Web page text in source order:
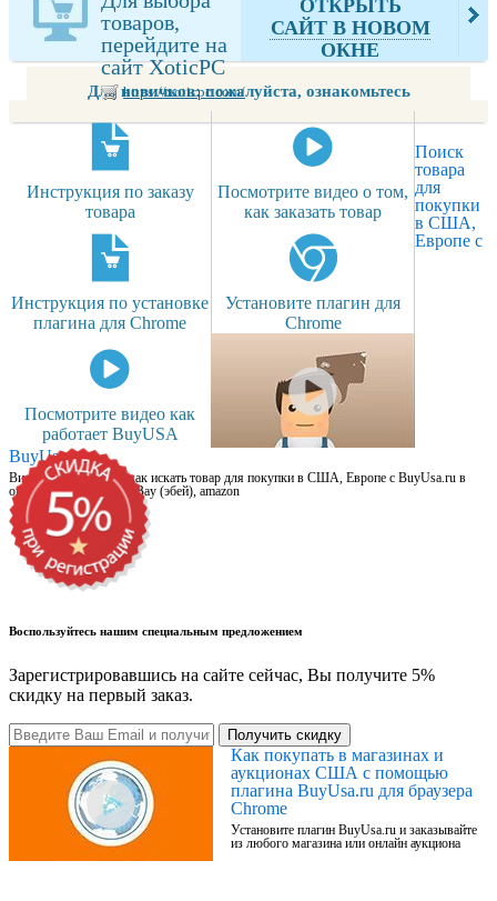
товаров,
перейдите на
сайт XoticPC
https://xoticpc.com/
ОТКРЫТЬ
САЙТ В НОВОМ
ОКНЕ
Для новичков: пожалуйста, ознакомьтесь
Инструкция по заказу
товара
Посмотрите видео о том,
как заказать товар
Инструкция по установке
плагина для Chrome
Установите плагин для
Chrome
Посмотрите видео как
работает BuyUSA
Поиск
товара
для
покупки
в США,
Европе с
BuyUsa.ru
Видео для новичков: как искать товар для покупки в США, Европе с BuyUsa.ru в
онлайн магазинах, на eBay (эбей), amazon
Воспользуйтесь нашим специальным предложением
Зарегистрировавшись на сайте сейчас, Вы получите 5%
скидку на первый заказ.
Получить скидку
Как покупать в магазинах и
аукционах США с помощью
плагина BuyUsa.ru для браузера
Chrome
Установите плагин BuyUsa.ru и заказывайте
из любого магазина или онлайн аукциона